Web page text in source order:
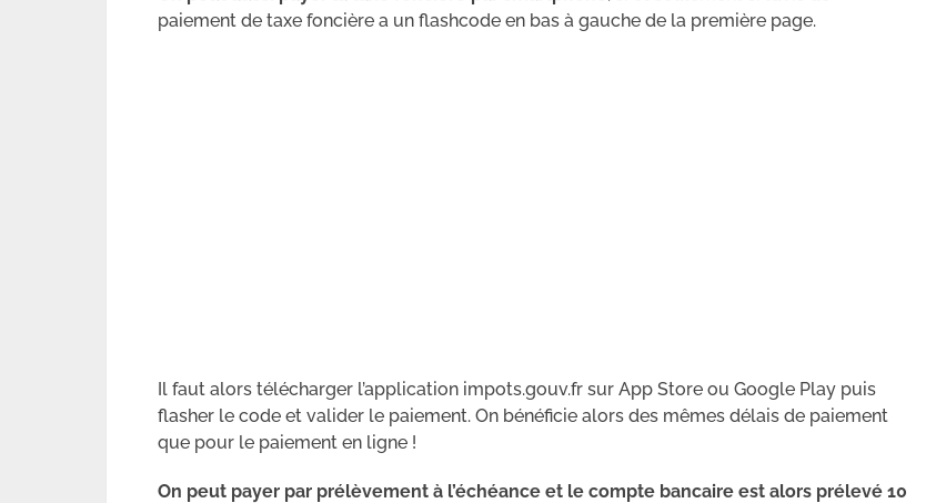
paiement de taxe foncière a un flashcode en bas à gauche de la première page.
Il faut alors télécharger l’application impots.gouv.fr sur App Store ou Google Play puis
flasher le code et valider le paiement. On bénéficie alors des mêmes délais de paiement
que pour le paiement en ligne !
On peut payer par prélèvement à l’échéance et le compte bancaire est alors prélevé 10